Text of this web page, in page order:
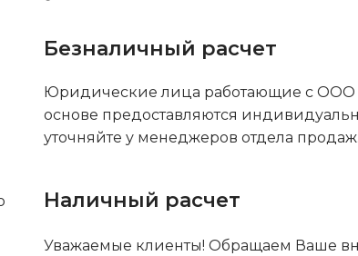
Безналичный расчет
Юридические лица работающие с ООО
основе предоставляются
уточняйте у менеджеров отдела продаж.
Наличный расчет
Уважаемые клиенты! Обращаем Ваше